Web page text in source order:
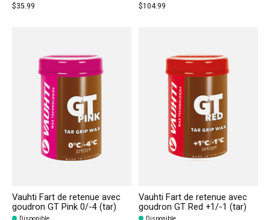
$35.99 $104.99
Vauhti Fart de retenue avec
goudron GT Pink 0/-4 (tar)
Vauhti Fart de retenue avec
goudron GT Red +1/-1 (tar)